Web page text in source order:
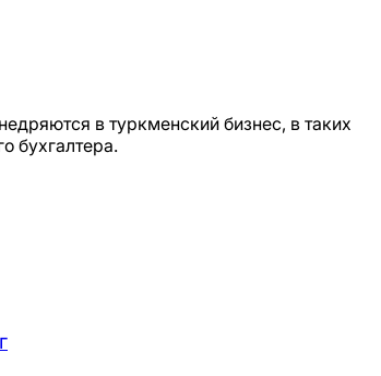
в туркменский бизнес, в таких
бухгалтера.